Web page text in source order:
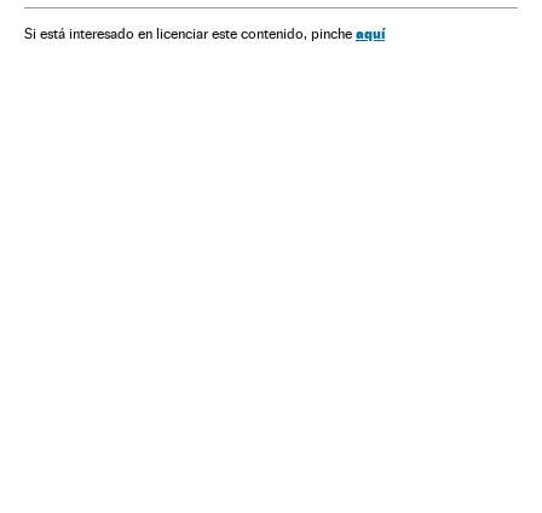
Si está interesado en licenciar este contenido, pinche aquí